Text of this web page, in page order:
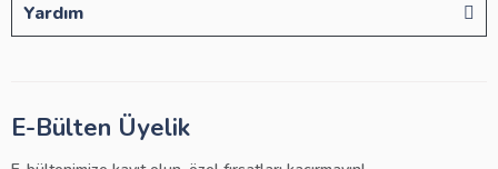
Yardım
E-Bülten Üyelik